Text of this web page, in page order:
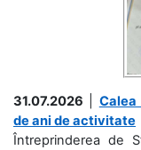
31.07.2026
Calea
de ani de activitate
Întreprinderea de